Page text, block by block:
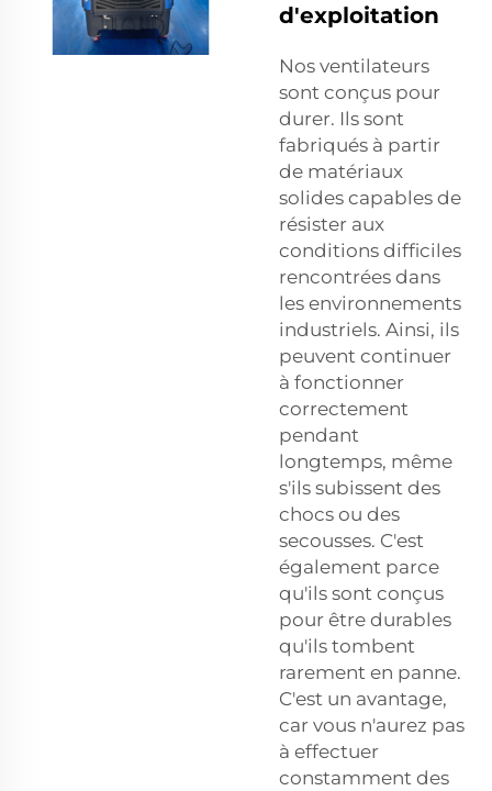
d'exploitation
Nos ventilateurs
sont conçus pour
durer. Ils sont
fabriqués à partir
de matériaux
solides capables de
résister aux
conditions difficiles
rencontrées dans
les environnements
industriels. Ainsi, ils
peuvent continuer
à fonctionner
correctement
pendant
longtemps, même
s'ils subissent des
chocs ou des
secousses. C'est
également parce
qu'ils sont conçus
pour être durables
qu'ils tombent
rarement en panne.
C'est un avantage,
car vous n'aurez pas
à effectuer
constamment des